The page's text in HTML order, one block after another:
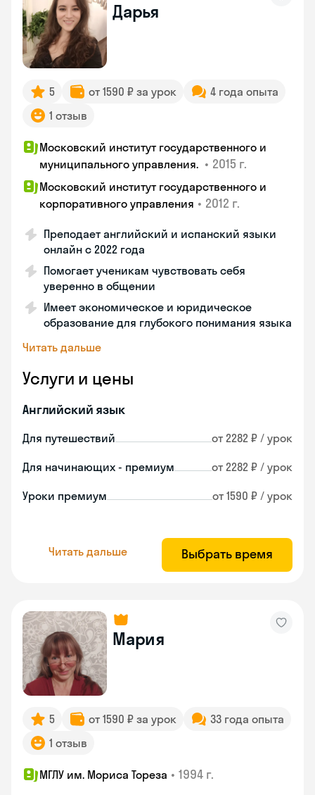
Дарья
5 от 1590 ₽ за урок
4 года опыта
1 отзыв
Московский институт государственного и
муниципального управления. • 2015 г.
Московский институт государственного и
корпоративного управления • 2012 г.
Преподает английский и испанский языки
онлайн с 2022 года
Помогает ученикам чувствовать себя
уверенно в общении
Имеет экономическое и юридическое
образование для глубокого понимания языка
Читать дальше
Услуги и цены
Английский язык
Для путешествий от 2282 ₽ / урок
Для начинающих - премиум от 2282 ₽ / урок
Уроки премиум от 1590 ₽ / урок
Читать дальше Выбрать время
Мария
5 от 1590 ₽ за урок
33 года опыта
1 отзыв
МГЛУ им. Мориса Тореза • 1994 г.